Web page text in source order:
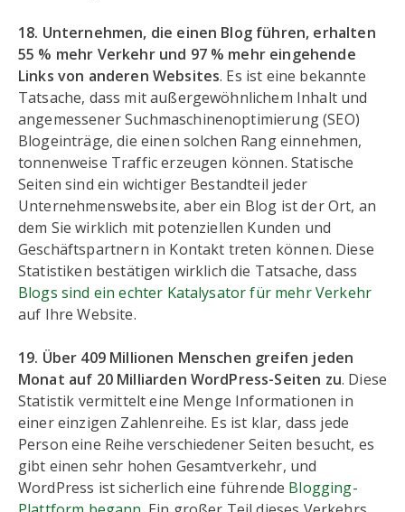
18. Unternehmen, die einen Blog führen, erhalten
55 % mehr Verkehr und 97 % mehr eingehende
Links von anderen Websites. Es ist eine bekannte
Tatsache, dass mit außergewöhnlichem Inhalt und
angemessener Suchmaschinenoptimierung (SEO)
Blogeinträge, die einen solchen Rang einnehmen,
tonnenweise Traffic erzeugen können. Statische
Seiten sind ein wichtiger Bestandteil jeder
Unternehmenswebsite, aber ein Blog ist der Ort, an
dem Sie wirklich mit potenziellen Kunden und
Geschäftspartnern in Kontakt treten können. Diese
Statistiken bestätigen wirklich die Tatsache, dass
Blogs sind ein echter Katalysator für mehr Verkehr
auf Ihre Website.
19. Über 409 Millionen Menschen greifen jeden
Monat auf 20 Milliarden WordPress-Seiten zu. Diese
Statistik vermittelt eine Menge Informationen in
einer einzigen Zahlenreihe. Es ist klar, dass jede
Person eine Reihe verschiedener Seiten besucht, es
gibt einen sehr hohen Gesamtverkehr, und
WordPress ist sicherlich eine führende Blogging-